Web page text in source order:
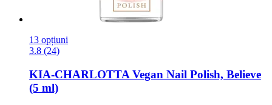
13 opțiuni
3.8 (24)
KIA-CHARLOTTA Vegan Nail Polish, Believe
(5 ml)